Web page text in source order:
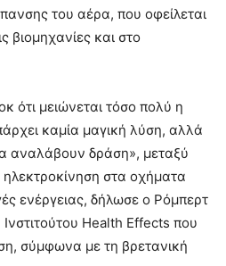
του αέρα, που οφείλεται
βιομηχανίες και στο
ότι μειώνεται τόσο πολύ η
καμία μαγική λύση, αλλά
αναλάβουν δράση», μεταξύ
στα οχήματα
ενέργειας, δήλωσε ο Ρόμπερτ
Health Effects που
σύμφωνα με τη βρετανική